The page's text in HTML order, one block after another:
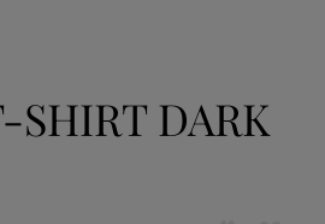
SHIRT DARK